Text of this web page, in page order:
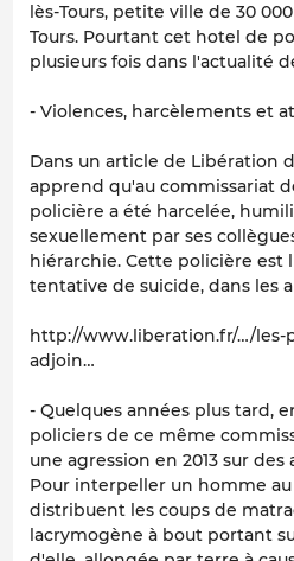
lès-Tours, petite ville de 30
Tours. Pourtant cet hotel de
plusieurs fois dans l'actualité
- Violences, harcèlements et
Dans un article de Libération
apprend qu'au commissariat
policière a été harcelée,
sexuellement par ses
hiérarchie. Cette policière est
tentative de suicide, dans les
http://www.liberation.fr/…/les-
adjoin…
- Quelques années plus tard,
policiers de ce même
une agression en 2013 sur
Pour interpeller un homme au
distribuent les coups de
lacrymogène à bout portant